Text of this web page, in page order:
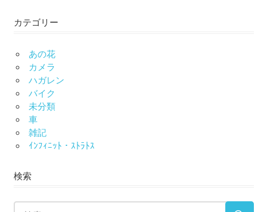
カテゴリー
あの花
カメラ
ハガレン
バイク
未分類
車
雑記
ｲﾝﾌｨﾆｯﾄ・ｽﾄﾗﾄｽ
検索